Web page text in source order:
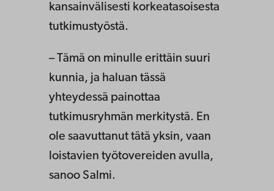
kansainvälisesti korkeatasoisesta
tutkimustyöstä.
– Tämä on minulle erittäin suuri
kunnia, ja haluan tässä
yhteydessä painottaa
tutkimusryhmän merkitystä. En
ole saavuttanut tätä yksin, vaan
loistavien työtovereiden avulla,
sanoo Salmi.